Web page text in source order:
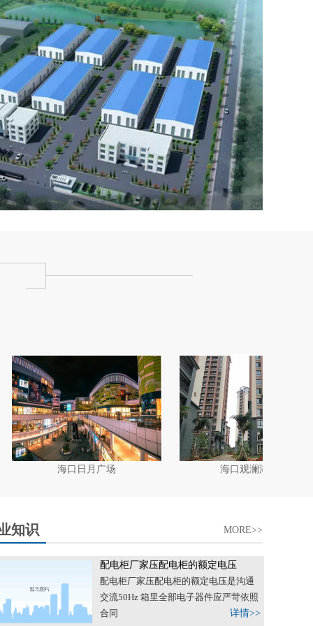
海口观澜湖观园
知识 MORE>>
配电柜厂家压配电柜的额定电压
配电柜厂家压配电柜的额定电压是沟通
交流50Hz 箱里全部电子器件应严苛依照
合同
详情>>